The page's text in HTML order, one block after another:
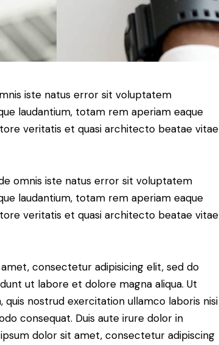
iste natus error sit voluptatem
laudantium, totam rem aperiam eaque
veritatis et quasi architecto beatae vitae
omnis iste natus error sit voluptatem
laudantium, totam rem aperiam eaque
veritatis et quasi architecto beatae vitae
consectetur adipisicing elit, sed do
ut labore et dolore magna aliqua. Ut
quis nostrud exercitation ullamco laboris nisi
consequat. Duis aute irure dolor in
dolor sit amet, consectetur adipiscing